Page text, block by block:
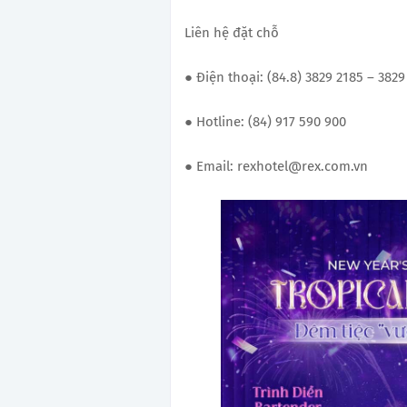
Liên hệ đặt chỗ
● Điện thoại: (84.8) 3829 2185 – 3829
● Hotline: (84) 917 590 900
● Email: rexhotel@rex.com.vn